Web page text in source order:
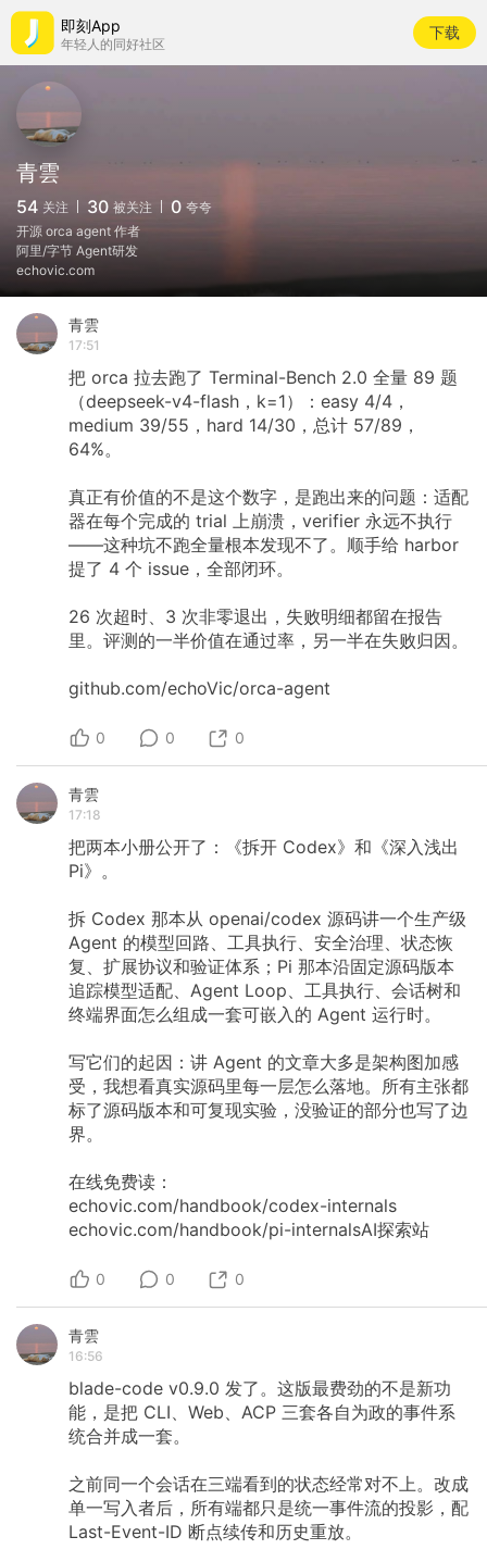
即刻App
年轻人的同好社区
下载
青雲
54 关注 30 被关注 0 夸夸
开源 orca agent 作者
阿里/字节 Agent研发
echovic.com
青雲
17:51
把 orca 拉去跑了 Terminal-Bench 2.0 全量 89 题
（deepseek-v4-flash，k=1）：easy 4/4，
medium 39/55，hard 14/30，总计 57/89，
64%。
真正有价值的不是这个数字，是跑出来的问题：适配
器在每个完成的 trial 上崩溃，verifier 永远不执行
——这种坑不跑全量根本发现不了。顺手给 harbor
提了 4 个 issue，全部闭环。
26 次超时、3 次非零退出，失败明细都留在报告
里。评测的一半价值在通过率，另一半在失败归因。
github.com/echoVic/orca-agent
0 0 0
青雲
17:18
把两本小册公开了：《拆开 Codex》和《深入浅出
Pi》。
拆 Codex 那本从 openai/codex 源码讲一个生产级
Agent 的模型回路、工具执行、安全治理、状态恢
复、扩展协议和验证体系；Pi 那本沿固定源码版本
追踪模型适配、Agent Loop、工具执行、会话树和
终端界面怎么组成一套可嵌入的 Agent 运行时。
写它们的起因：讲 Agent 的文章大多是架构图加感
受，我想看真实源码里每一层怎么落地。所有主张都
标了源码版本和可复现实验，没验证的部分也写了边
界。
在线免费读：
echovic.com/handbook/codex-internals
echovic.com/handbook/pi-internalsAI探索站
0 0 0
青雲
16:56
blade-code v0.9.0 发了。这版最费劲的不是新功
能，是把 CLI、Web、ACP 三套各自为政的事件系
统合并成一套。
之前同一个会话在三端看到的状态经常对不上。改成
单一写入者后，所有端都只是统一事件流的投影，配
Last-Event-ID 断点续传和历史重放。